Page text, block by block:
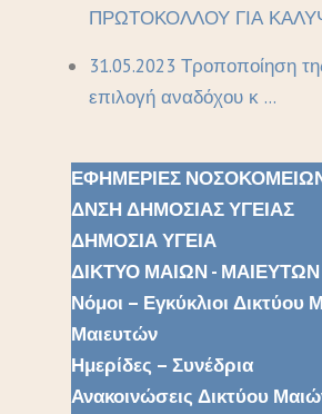
ΠΡΩΤΟΚΟΛΛΟΥ ΓΙΑ
31.05.2023 Τροποποίηση
επιλογή αναδόχου κ ...
ΕΦΗΜΕΡΙΕΣ
ΔΝΣΗ ΔΗΜΟΣΙΑΣ ΥΓΕΙΑΣ
ΔΗΜΟΣΙΑ ΥΓΕΙΑ
ΔΙΚΤΥΟ ΜΑΙΩΝ - ΜΑΙΕΥΤΩΝ
Νόμοι – Εγκύκλιοι Δικτύου
Μαιευτών
Ημερίδες – Συνέδρια
Ανακοινώσεις Δικτύου